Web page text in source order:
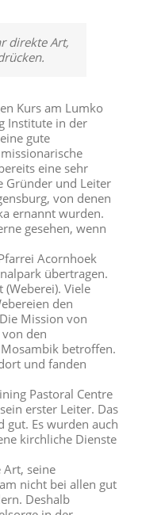
direkte Art,
Kurs am Lumko
Institute in der
gute
eine sehr
Gründer und Leiter
von denen
ernannt wurden.
gesehen, wenn
Acornhoek
übertragen.
Viele
den
Mission von
den
betroffen.
und fanden
Pastoral Centre
erster Leiter. Das
gut. Es wurden auch
kirchliche Dienste
Art, seine
nicht bei allen gut
Deshalb